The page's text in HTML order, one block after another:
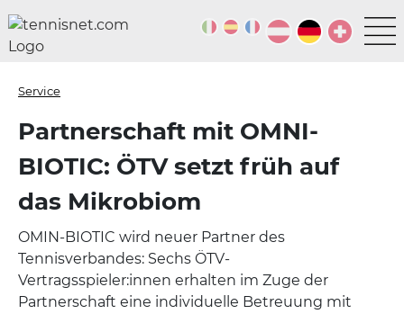
Service
Partnerschaft mit OMNI-
BIOTIC: ÖTV setzt früh auf
das Mikrobiom
OMIN-BIOTIC wird neuer Partner des
Tennisverbandes: Sechs ÖTV-
Vertragsspieler:innen erhalten im Zuge der
Partnerschaft eine individuelle Betreuung mit